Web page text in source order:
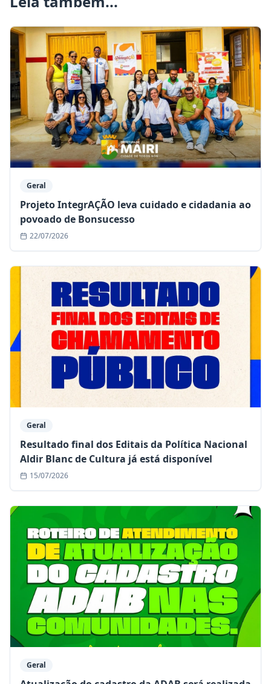
Geral
Projeto IntegrAÇÃO leva cuidado e cidadania ao
povoado de Bonsucesso
22/07/2026
Geral
Resultado final dos Editais da Política Nacional
Aldir Blanc de Cultura já está disponível
15/07/2026
Geral